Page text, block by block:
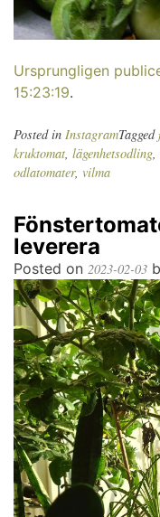
Ursprungligen
15:23:19.
Posted in InstagramTagged
kruktomat, lägenhetsodling,
odlatomater, vilma
leverera
Posted on 2023-02-03